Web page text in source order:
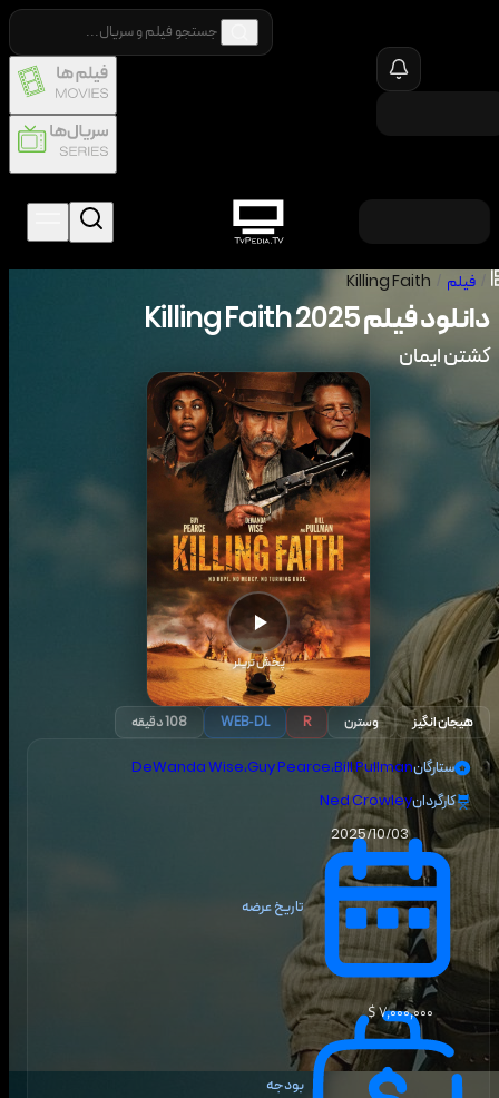
فیلم Killing Faith
دانلود فیلم2025
Killing Faith
کشتن ایمان
پخش تریلر
هیجان انگیز وسترن R
WEB-DL 108 دقیقه
ستارگان DeWanda Wise،Guy Pearce،Bill Pullman
کارگردانNed Crowley
تاریخ عرضه
2025/10/03
بودجه
۷٬۰۰۰٬۰۰۰ $